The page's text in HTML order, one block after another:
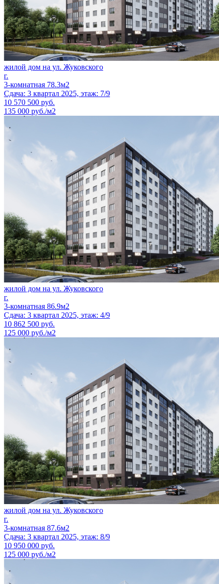
жилой дом на ул. Жуковского
г.
3-комнатная 78.3м2
Сдача: 3 квартал 2025, этаж: 7/9
10 570 500 руб.
135 000 руб./м2
жилой дом на ул. Жуковского
г.
3-комнатная 86.9м2
Сдача: 3 квартал 2025, этаж: 4/9
10 862 500 руб.
125 000 руб./м2
жилой дом на ул. Жуковского
г.
3-комнатная 87.6м2
Сдача: 3 квартал 2025, этаж: 8/9
10 950 000 руб.
125 000 руб./м2